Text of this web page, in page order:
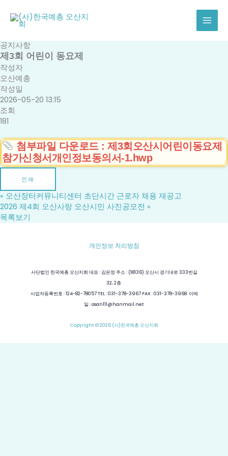
건
너
뛰
기
공지사항
제3회 어린이 동요제
작성자
오산예총
작성일
2026-05-20 13:15
조회
181
첨부파일 다운로드 : 제3회오산시어린이동요제
참가신청서개인정보동의서-1.hwp
인쇄
« 오산장터커뮤니티센터 초단시간 근로자 채용 재공고
2026 제4회 오산사랑 오산시민 사진공모전 »
목록보기
개인정보 처리방침
사단법인 한국예총 오산지회 대표 : 김은정 주소 : (18136) 오산시 경기대로 333번길
32, 2층
사업자등록번호 : 124-82-78057 TEL : 031-378-3967 FAX : 031-378-3968 이메
일 : osan111@hanmail.net
Copyright © 2026 (사)한국예총 오산지회